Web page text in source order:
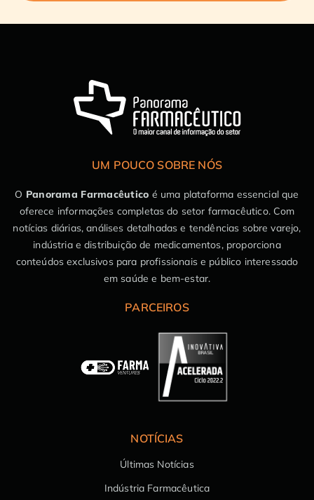
UM POUCO SOBRE NÓS
O Panorama Farmacêutico é uma plataforma essencial que
oferece informações completas do setor farmacêutico. Com
notícias diárias, análises detalhadas e tendências sobre varejo,
indústria e distribuição de medicamentos, proporciona
conteúdos exclusivos para profissionais e público interessado
em saúde e bem-estar.
PARCEIROS
NOTÍCIAS
Últimas Notícias
Indústria Farmacêutica